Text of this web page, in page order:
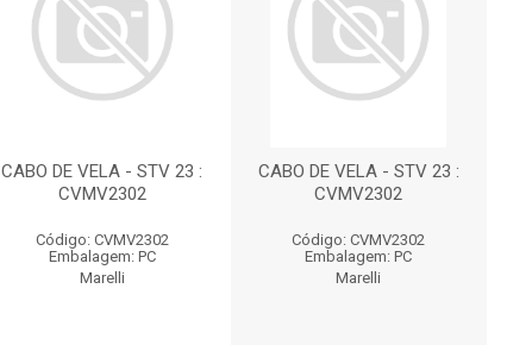
CABO DE VELA - STV 23 :
CVMV2302
Código: CVMV2302
Embalagem: PC
Marelli
CABO DE VELA - STV 23 :
CVMV2302
Código: CVMV2302
Embalagem: PC
Marelli